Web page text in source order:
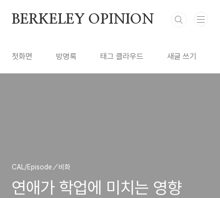
BERKELEY OPINION
첫화면 방명록 태그 클라우드 새글 쓰기
CAL/Episode／비화
연애가 학업에 미치는 영향